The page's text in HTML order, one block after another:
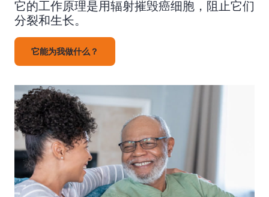
它的工作原理是用辐射摧毁癌细胞，阻止它们
分裂和生长。
它能为我做什么？